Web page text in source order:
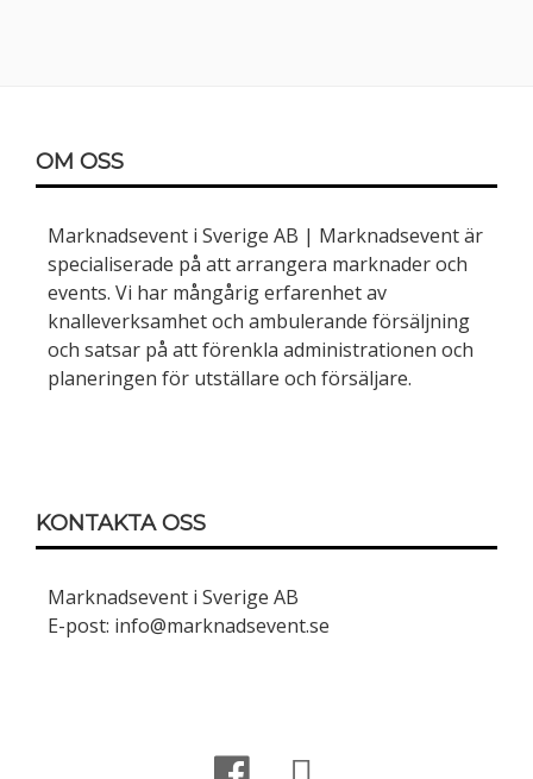
OM OSS
Marknadsevent i Sverige AB | Marknadsevent är
specialiserade på att arrangera marknader och
events. Vi har mångårig erfarenhet av
knalleverksamhet och ambulerande försäljning
och satsar på att förenkla administrationen och
planeringen för utställare och försäljare.
KONTAKTA OSS
Marknadsevent i Sverige AB
E-post: info@marknadsevent.se